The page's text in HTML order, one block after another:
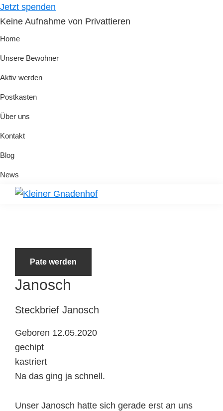
Skip
to
primary
Skip
to
main
Jetzt spenden
Keine Aufnahme von Privattieren
Home
Unsere Bewohner
Aktiv werden
Postkasten
Über uns
Kontakt
Blog
News
Pate werden
Janosch
Steckbrief Janosch
Geboren 12.05.2020
gechipt
kastriert
Na das ging ja schnell.
Unser Janosch hatte sich gerade erst an uns